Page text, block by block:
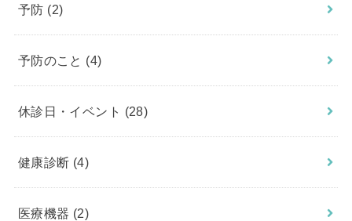
予防 (2)
予防のこと (4)
休診日・イベント (28)
健康診断 (4)
医療機器 (2)